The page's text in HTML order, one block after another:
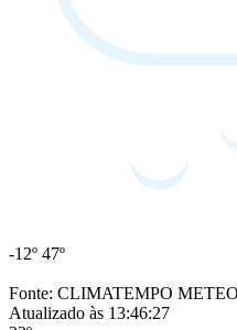
-12º 47º
Fonte: CLIMATEMPO
Atualizado às 13:46:27